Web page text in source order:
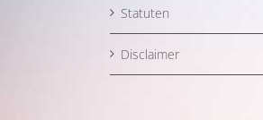
Statuten
Disclaimer